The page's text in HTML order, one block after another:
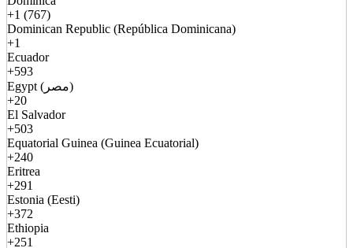
+1 (767)
Dominican Republic (República Dominicana)
+1
Ecuador
+593
Egypt (مصر)
+20
El Salvador
+503
Equatorial Guinea (Guinea Ecuatorial)
+240
Eritrea
+291
Estonia (Eesti)
+372
Ethiopia
+251